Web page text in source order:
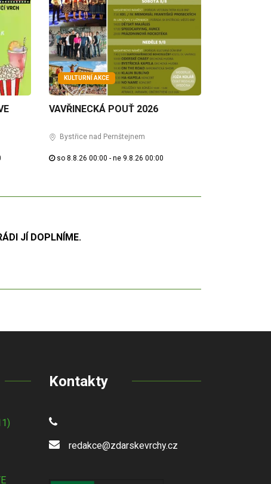
KULTURNÍ AKCE
VAVŘINECKÁ POUŤ 2026
Bystřice nad Pernštejnem
so 8.8.26 00:00 - ne 9.8.26 00:00
JÍ DOPLNÍME.
Kontakty
redakce@zdarskevrchy.cz